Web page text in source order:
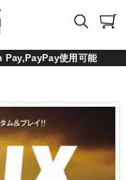
Pay,PayPay使用可能